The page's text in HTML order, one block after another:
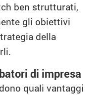
ben strutturati,
gli obiettivi
della
di impresa
quali vantaggi